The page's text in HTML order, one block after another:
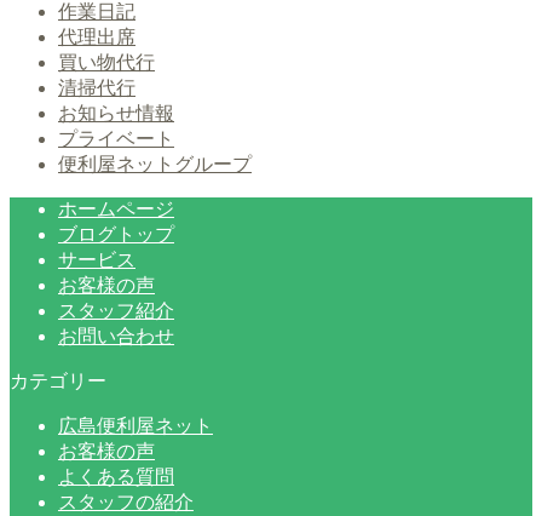
作業日記
代理出席
買い物代行
清掃代行
お知らせ情報
プライベート
便利屋ネットグループ
ホームページ
ブログトップ
サービス
お客様の声
スタッフ紹介
お問い合わせ
カテゴリー
広島便利屋ネット
お客様の声
よくある質問
スタッフの紹介